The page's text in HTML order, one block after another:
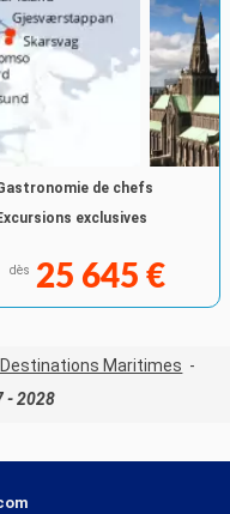
de chefs
exclusives
dès 25 645 €
Destinations Maritimes
- 2028